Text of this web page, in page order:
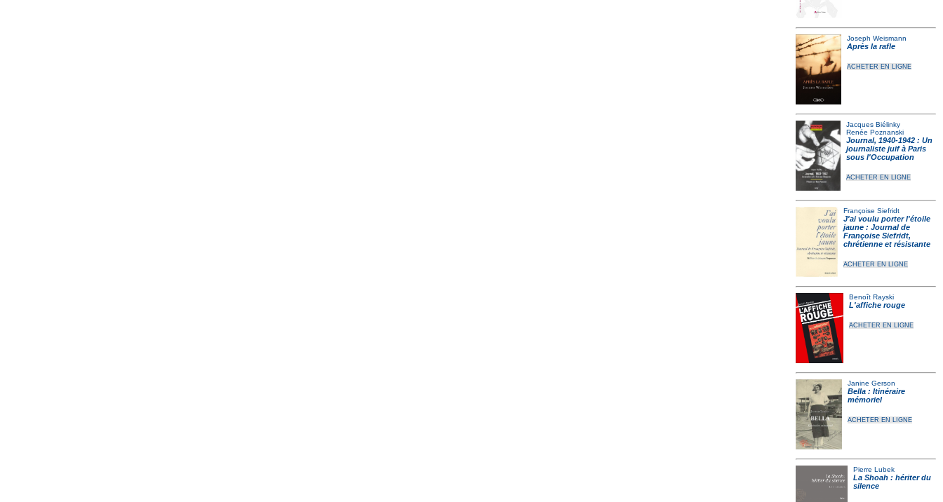
Joseph Weismann
Après la rafle
ACHETER EN LIGNE
Jacques Biélinky
Renée Poznanski
Journal, 1940-1942 : Un
journaliste juif à Paris
sous l'Occupation
ACHETER EN LIGNE
Françoise Siefridt
J'ai voulu porter l'étoile
jaune : Journal de
Françoise Siefridt,
chrétienne et résistante
ACHETER EN LIGNE
Benoît Rayski
L'affiche rouge
ACHETER EN LIGNE
Janine Gerson
Bella : Itinéraire
mémoriel
ACHETER EN LIGNE
Pierre Lubek
La Shoah : hériter du
silence